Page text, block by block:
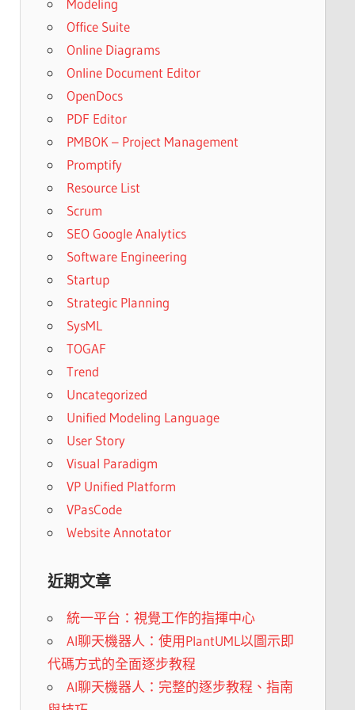
Office Suite
Online Diagrams
Online Document Editor
OpenDocs
PDF Editor
PMBOK – Project Management
Promptify
Resource List
Scrum
SEO Google Analytics
Software Engineering
Startup
Strategic Planning
SysML
TOGAF
Trend
Uncategorized
Unified Modeling Language
User Story
Visual Paradigm
VP Unified Platform
VPasCode
Website Annotator
近期文章
統一平台：視覺工作的指揮中心
AI聊天機器人：使用PlantUML以圖示即
代碼方式的全面逐步教程
AI聊天機器人：完整的逐步教程、指南